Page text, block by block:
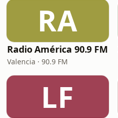
RA
Radio América 90.9 FM
Valencia · 90.9 FM
LF